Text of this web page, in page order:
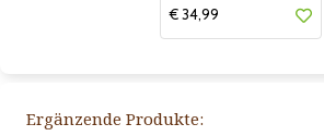
€ 34,99
Ergänzende Produkte: